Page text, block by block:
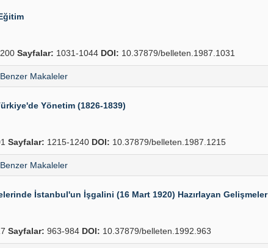
Sayfalar: 1031-1044 DOI: 10.37879/belleten.1987.1031
Benzer Makaleler
Yönetim (1826-1839)
Sayfalar: 1215-1240 DOI: 10.37879/belleten.1987.1215
Benzer Makaleler
İstanbul'un İşgalini (16 Mart 1920) Hazırlayan Gelişmeler
Sayfalar: 963-984 DOI: 10.37879/belleten.1992.963